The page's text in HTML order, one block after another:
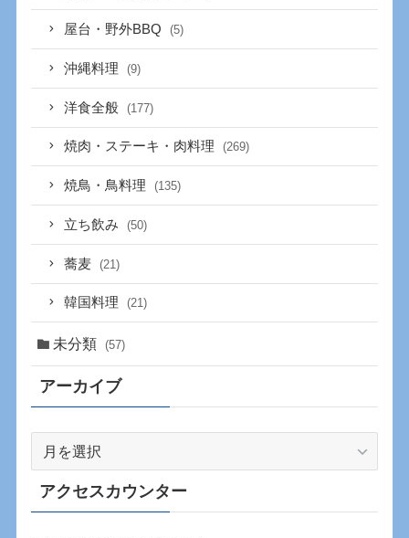
屋台・野外BBQ (5)
沖縄料理 (9)
洋食全般 (177)
焼肉・ステーキ・肉料理 (269)
焼鳥・鳥料理 (135)
立ち飲み (50)
蕎麦 (21)
韓国料理 (21)
未分類 (57)
アーカイブ
カ
イ
アクセスカウンター